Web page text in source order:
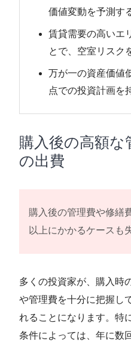
価値変動を予測す
賃貸需要の高いエ
とで、空室リスク
万が一の資産価値
点での投資計画を
購入後の高額
の出費
購入後の管理費や修繕
以上にかかるケースも
多くの投資家が、購入時
や管理費を十分に把握し
れることになります。特
条件によっては、年に数